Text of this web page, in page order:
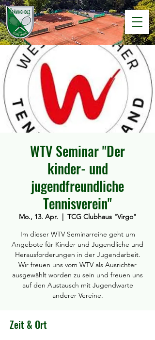
WTV Seminar "Der
kinder- und
jugendfreundliche
Tennisverein"
Mo., 13. Apr.
  |
TCG Clubhaus "Virgo"
Im dieser WTV Seminarreihe geht um
Angebote für Kinder und Jugendliche und
Herausforderungen in der Jugendarbeit.
Wir freuen uns vom WTV als Ausrichter
ausgewählt worden zu sein und freuen uns
auf den Austausch mit Jugendwarte
anderer Vereine.
Zeit & Ort